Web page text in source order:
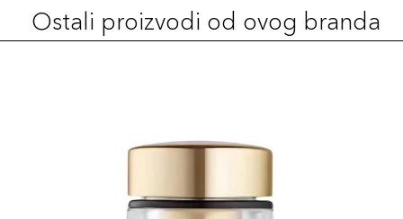
Ostali proizvodi od ovog branda